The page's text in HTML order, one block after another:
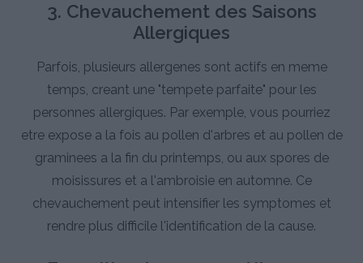
3. Chevauchement des Saisons
Allergiques
Parfois, plusieurs allergenes sont actifs en meme
temps, creant une "tempete parfaite" pour les
personnes allergiques. Par exemple, vous pourriez
etre expose a la fois au pollen d'arbres et au pollen de
graminees a la fin du printemps, ou aux spores de
moisissures et a l'ambroisie en automne. Ce
chevauchement peut intensifier les symptomes et
rendre plus difficile l'identification de la cause.